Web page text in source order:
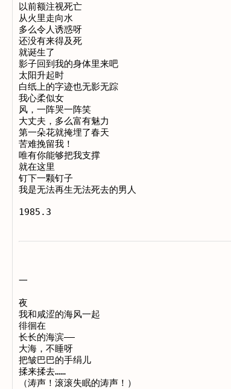
以前额注视死亡
从火里走向水
多么令人诱惑呀
还没有来得及死
就诞生了
影子回到我的身体里来吧
太阳升起时
白纸上的字迹也无影无踪
我心柔似女
风，一阵哭一阵笑
大丈夫，多么富有魅力
第一朵花就掩埋了春天
苦难挽留我！
唯有你能够把我支撑
就在这里
钉下一颗钉子
我是无法再生无法死去的男人
一
夜
我和咸涩的海风一起
徘徊在
长长的海滨——
大海，不睡呀
把皱巴巴的手绢儿
揉来揉去……
（涛声！滚滚失眠的涛声！）